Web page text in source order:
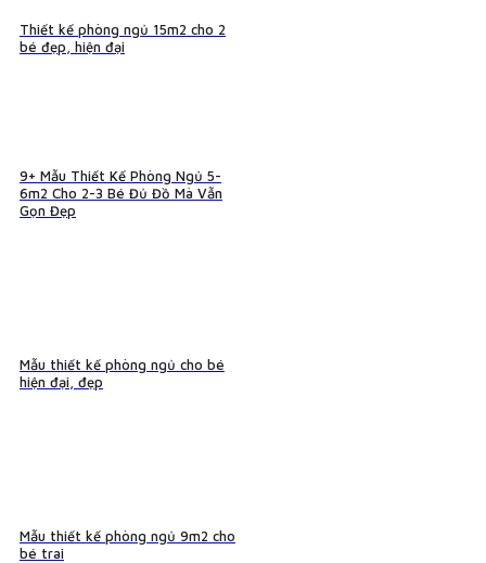
Thiết kế phòng ngủ 15m2 cho 2
bé đẹp, hiện đại
9+ Mẫu Thiết Kế Phòng Ngủ 5-
6m2 Cho 2-3 Bé Đủ Đồ Mà Vẫn
Gọn Đẹp
Mẫu thiết kế phòng ngủ cho bé
hiện đại, đẹp
Mẫu thiết kế phòng ngủ 9m2 cho
bé trai